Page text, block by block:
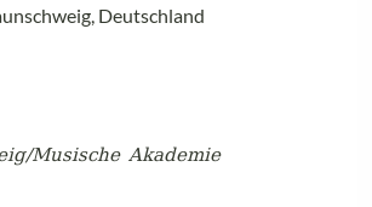
Deutschland
Musische Akademie